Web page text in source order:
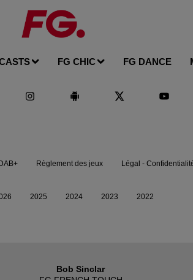
FG CHIC FG DANCE
Bob Sinclar
Règlement des jeux Légal -
2025 2024 2023 2022